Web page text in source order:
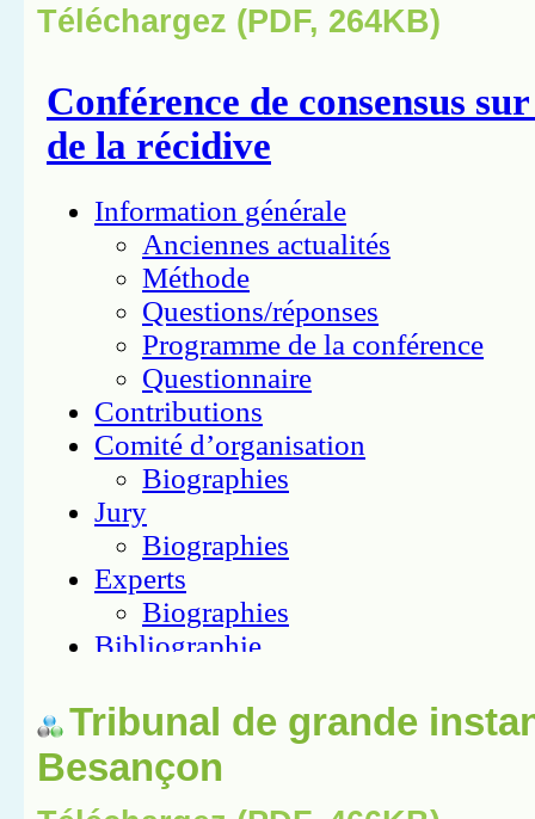
Téléchargez (PDF, 264KB)
Tribunal de grande
Besançon